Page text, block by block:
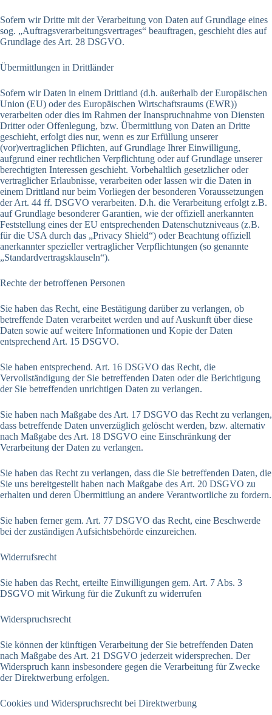
Sofern wir Dritte mit der Verarbeitung von Daten auf Grundlage eines
sog. „Auftragsverarbeitungsvertrages“ beauftragen, geschieht dies auf
Grundlage des Art. 28 DSGVO.
Übermittlungen in Drittländer
Sofern wir Daten in einem Drittland (d.h. außerhalb der Europäischen
Union (EU) oder des Europäischen Wirtschaftsraums (EWR))
verarbeiten oder dies im Rahmen der Inanspruchnahme von Diensten
Dritter oder Offenlegung, bzw. Übermittlung von Daten an Dritte
geschieht, erfolgt dies nur, wenn es zur Erfüllung unserer
(vor)vertraglichen Pflichten, auf Grundlage Ihrer Einwilligung,
aufgrund einer rechtlichen Verpflichtung oder auf Grundlage unserer
berechtigten Interessen geschieht. Vorbehaltlich gesetzlicher oder
vertraglicher Erlaubnisse, verarbeiten oder lassen wir die Daten in
einem Drittland nur beim Vorliegen der besonderen Voraussetzungen
der Art. 44 ff. DSGVO verarbeiten. D.h. die Verarbeitung erfolgt z.B.
auf Grundlage besonderer Garantien, wie der offiziell anerkannten
Feststellung eines der EU entsprechenden Datenschutzniveaus (z.B.
für die USA durch das „Privacy Shield“) oder Beachtung offiziell
anerkannter spezieller vertraglicher Verpflichtungen (so genannte
„Standardvertragsklauseln“).
Rechte der betroffenen Personen
Sie haben das Recht, eine Bestätigung darüber zu verlangen, ob
betreffende Daten verarbeitet werden und auf Auskunft über diese
Daten sowie auf weitere Informationen und Kopie der Daten
entsprechend Art. 15 DSGVO.
Sie haben entsprechend. Art. 16 DSGVO das Recht, die
Vervollständigung der Sie betreffenden Daten oder die Berichtigung
der Sie betreffenden unrichtigen Daten zu verlangen.
Sie haben nach Maßgabe des Art. 17 DSGVO das Recht zu verlangen,
dass betreffende Daten unverzüglich gelöscht werden, bzw. alternativ
nach Maßgabe des Art. 18 DSGVO eine Einschränkung der
Verarbeitung der Daten zu verlangen.
Sie haben das Recht zu verlangen, dass die Sie betreffenden Daten, die
Sie uns bereitgestellt haben nach Maßgabe des Art. 20 DSGVO zu
erhalten und deren Übermittlung an andere Verantwortliche zu fordern.
Sie haben ferner gem. Art. 77 DSGVO das Recht, eine Beschwerde
bei der zuständigen Aufsichtsbehörde einzureichen.
Widerrufsrecht
Sie haben das Recht, erteilte Einwilligungen gem. Art. 7 Abs. 3
DSGVO mit Wirkung für die Zukunft zu widerrufen
Widerspruchsrecht
Sie können der künftigen Verarbeitung der Sie betreffenden Daten
nach Maßgabe des Art. 21 DSGVO jederzeit widersprechen. Der
Widerspruch kann insbesondere gegen die Verarbeitung für Zwecke
der Direktwerbung erfolgen.
Cookies und Widerspruchsrecht bei Direktwerbung